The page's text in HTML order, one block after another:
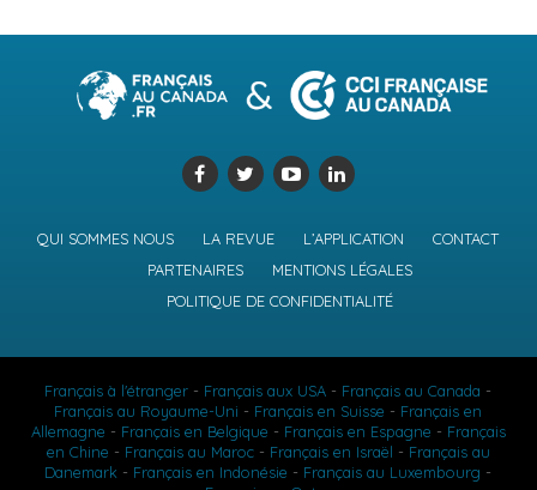
QUI SOMMES NOUS LA REVUE L’APPLICATION
CONTACT
PARTENAIRES
MENTIONS LÉGALES
POLITIQUE DE CONFIDENTIALITÉ
Français à l'étranger - Français aux USA - Français au Canada -
Français au Royaume-Uni - Français en Suisse - Français en
Allemagne - Français en Belgique - Français en Espagne - Français
en Chine - Français au Maroc- Français en Israël - Français au
Danemark - Français en Indonésie - Français au Luxembourg -